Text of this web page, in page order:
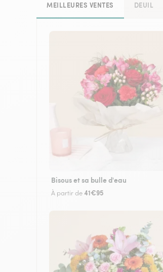
MEILLEURES VENTES DEUIL
Bisous et sa bulle d'eau
À partir de41€95